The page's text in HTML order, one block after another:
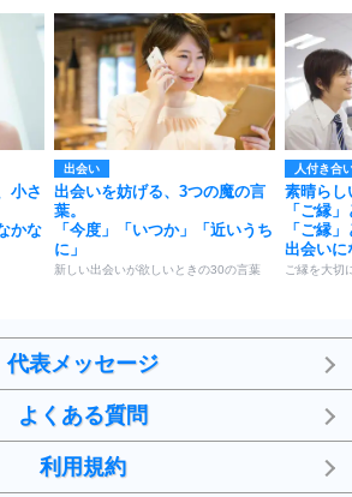
小さ
かな
出会い
出会いを妨げる、3つの魔の言
葉。
「今度」「いつか」「近いうち
に」
新しい出会いが欲しいときの30の言葉
人付き合
素晴らし
「ご縁
「ご縁
出会いに
ご縁を大切
代表メッセージ
よくある質問
利用規約